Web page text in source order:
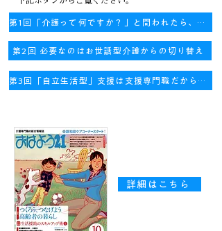
第1回「介護って何ですか？」と問われたら、あなたはどう答えますか？
第2回 必要なのはお世話型介護からの切り替え
第3回「自立生活型」支援は支援専門職だからできること
詳細はこちら